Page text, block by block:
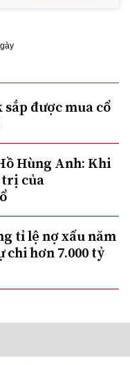
được mua cổ
Hùng Anh: Khi
trị của
tỉ lệ nợ xấu năm
chi hơn 7.000 tỷ